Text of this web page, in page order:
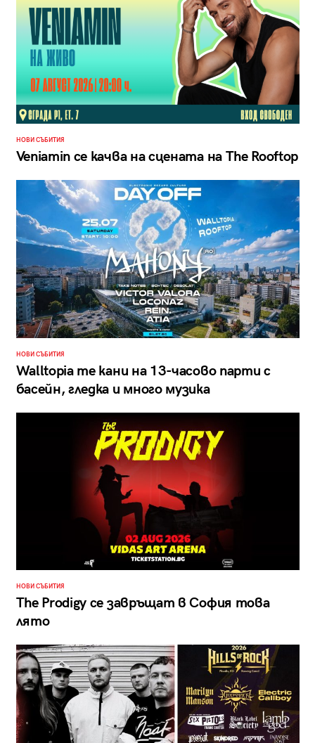
НОВИ СЪБИТИЯ
Veniamin се качва на сцената на The Rooftop
НОВИ СЪБИТИЯ
Walltopia те кани на 13-часово парти с
басейн, гледка и много музика
НОВИ СЪБИТИЯ
The Prodigy се завръщат в София това
лято